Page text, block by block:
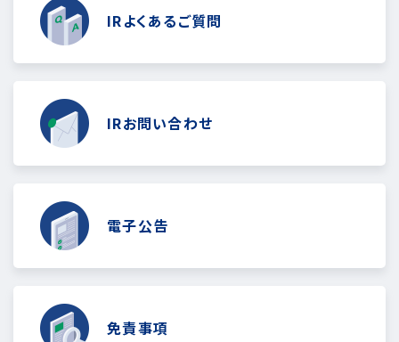
IRよくあるご質問
IRお問い合わせ
電子公告
免責事項